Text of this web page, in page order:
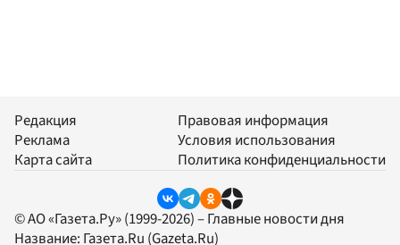
Редакция
Реклама
Карта сайта
Правовая информация
Условия использования
Политика конфиденциальности
© АО «Газета.Ру» (1999-2026) – Главные новости дня
Название: Газета.Ru (Gazeta.Ru)